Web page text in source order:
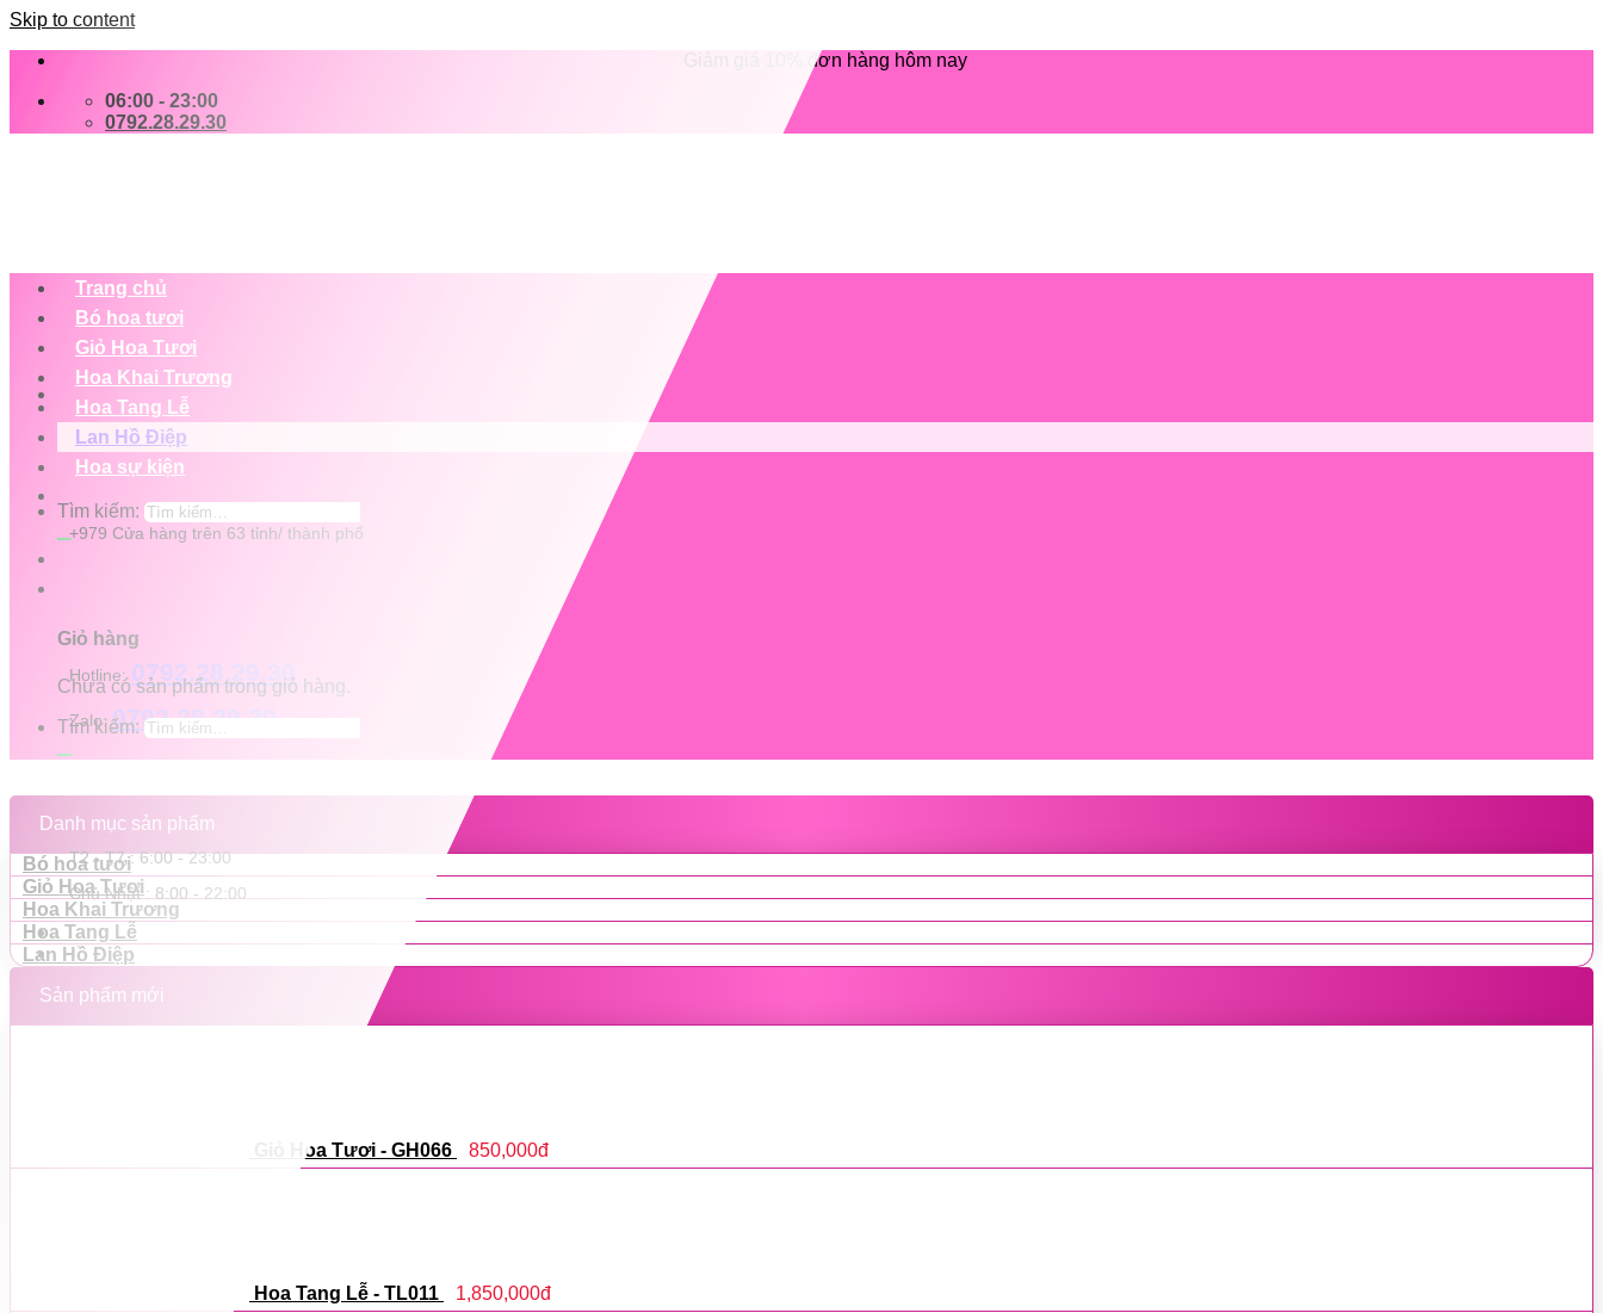
Skip to content
Giảm giá 10% đơn hàng hôm nay
06:00 - 23:00
0792.28.29.30
+979 Cửa hàng trên 63 tỉnh/ thành phố
Hotline:0792.28.29.30
Zalo:0792.28.29.30
T2 - T7 : 6:00 - 23:00
Chủ Nhật : 8:00 - 22:00
Trang chủ
Bó hoa tươi
Giỏ Hoa Tươi
Hoa Khai Trương
Hoa Tang Lễ
Lan Hồ Điệp
Hoa sự kiện
Tìm kiếm:
Giỏ hàng
Chưa có sản phẩm trong giỏ hàng.
Tìm kiếm:
Danh mục sản phẩm
Bó hoa tươi
Giỏ Hoa Tươi
Hoa Khai Trương
Hoa Tang Lễ
Lan Hồ Điệp
Sản phẩm mới
Giỏ Hoa Tươi - GH066 850,000đ
Hoa Tang Lễ - TL011 1,850,000đ